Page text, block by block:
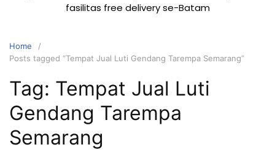
fasilitas free delivery se-Batam
Home
Posts tagged “Tempat Jual Luti Gendang Tarempa Semarang”
Tag: Tempat Jual Luti
Gendang Tarempa
Semarang